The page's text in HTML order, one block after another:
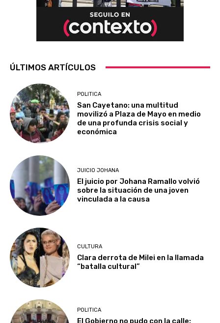
ÚLTIMOS ARTÍCULOS
POLITICA
San Cayetano: una multitud
movilizó a Plaza de Mayo en medio
de una profunda crisis social y
económica
JUICIO JOHANA
El juicio por Johana Ramallo volvió
sobre la situación de una joven
vinculada a la causa
CULTURA
Clara derrota de Milei en la llamada
“batalla cultural”
POLITICA
El Gobierno no pudo con la calle: